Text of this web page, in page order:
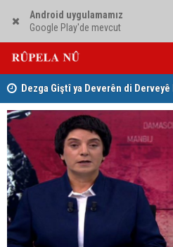
Android uygulamamız
Google Play'de mevcut
Dezga Giştî ya Deverên di
gotinên parêzgere Kerkûkê